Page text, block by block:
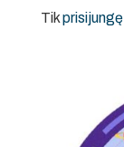
Tikprisijungę